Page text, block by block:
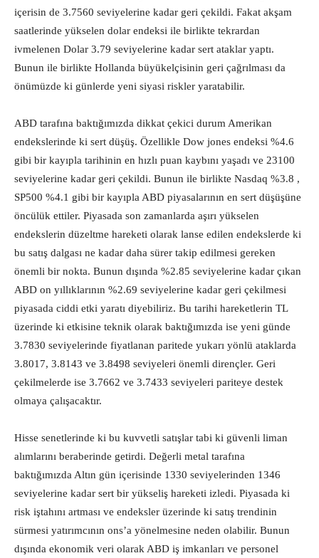
içerisin de 3.7560 seviyelerine kadar geri çekildi. Fakat akşam
saatlerinde yükselen dolar endeksi ile birlikte tekrardan
ivmelenen Dolar 3.79 seviyelerine kadar sert ataklar yaptı.
Bunun ile birlikte Hollanda büyükelçisinin geri çağrılması da
önümüzde ki günlerde yeni siyasi riskler yaratabilir.
ABD tarafına baktığımızda dikkat çekici durum Amerikan
endekslerinde ki sert düşüş. Özellikle Dow jones endeksi %4.6
gibi bir kayıpla tarihinin en hızlı puan kaybını yaşadı ve 23100
seviyelerine kadar geri çekildi. Bunun ile birlikte Nasdaq %3.8 ,
SP500 %4.1 gibi bir kayıpla ABD piyasalarının en sert düşüşüne
öncülük ettiler. Piyasada son zamanlarda aşırı yükselen
endekslerin düzeltme hareketi olarak lanse edilen endekslerde ki
bu satış dalgası ne kadar daha sürer takip edilmesi gereken
önemli bir nokta. Bunun dışında %2.85 seviyelerine kadar çıkan
ABD on yıllıklarının %2.69 seviyelerine kadar geri çekilmesi
piyasada ciddi etki yaratı diyebiliriz. Bu tarihi hareketlerin TL
üzerinde ki etkisine teknik olarak baktığımızda ise yeni günde
3.7830 seviyelerinde fiyatlanan paritede yukarı yönlü ataklarda
3.8017, 3.8143 ve 3.8498 seviyeleri önemli dirençler. Geri
çekilmelerde ise 3.7662 ve 3.7433 seviyeleri pariteye destek
olmaya çalışacaktır.
Hisse senetlerinde ki bu kuvvetli satışlar tabi ki güvenli liman
alımlarını beraberinde getirdi. Değerli metal tarafına
baktığımızda Altın gün içerisinde 1330 seviyelerinden 1346
seviyelerine kadar sert bir yükseliş hareketi izledi. Piyasada ki
risk iştahını artması ve endeksler üzerinde ki satış trendinin
sürmesi yatırımcının ons’a yönelmesine neden olabilir. Bunun
dışında ekonomik veri olarak ABD iş imkanları ve personel